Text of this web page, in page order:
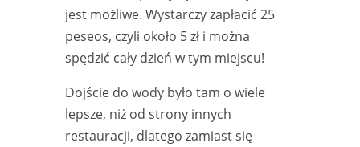
jest możliwe. Wystarczy zapłacić 25
peseos, czyli około 5 zł i można
spędzić cały dzień w tym miejscu!
Dojście do wody było tam o wiele
lepsze, niż od strony innych
restauracji, dlatego zamiast się